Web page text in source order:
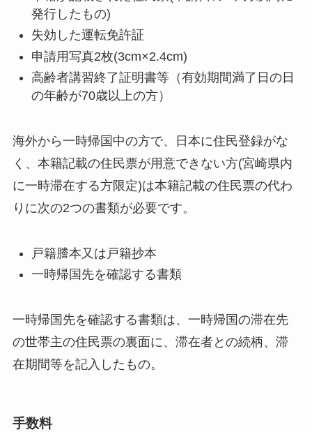
発行したもの)
失効した運転免許証
申請用写真2枚(3cm×2.4cm)
高齢者講習終了証明書等（有効期間満了日の日
の年齢が70歳以上の方）
海外から一時帰国中の方で、日本に住民登録がな
く、本籍記載の住民票が用意できない方(宮崎県内
に一時滞在する方限定)は本籍記載の住民票の代わ
りに次の2つの書類が必要です。
戸籍謄本又は戸籍抄本
一時帰国先を確認する書類
一時帰国先を確認する書類は、一時帰国の滞在先
の世帯主の住民票の裏面に、滞在者との続柄、滞
在期間等を記入したもの。
手数料